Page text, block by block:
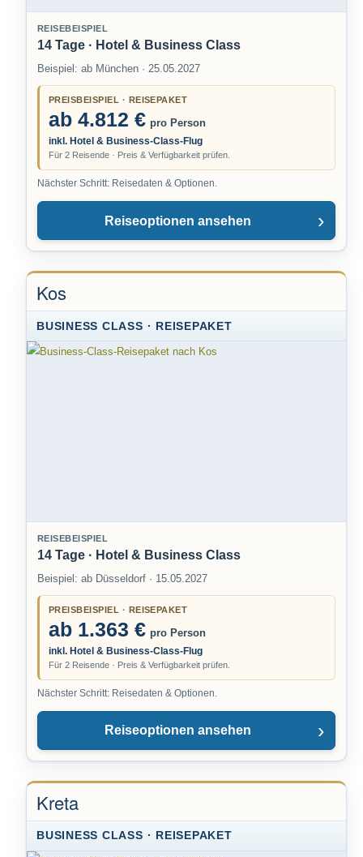
REISEBEISPIEL
14 Tage · Hotel & Business Class
Beispiel: ab München · 25.05.2027
PREISBEISPIEL · REISEPAKET
ab 4.812 € pro Person
inkl. Hotel & Business-Class-Flug
Für 2 Reisende · Preis & Verfügbarkeit prüfen.
Nächster Schritt: Reisedaten & Optionen.
Reiseoptionen ansehen
Kos
BUSINESS CLASS · REISEPAKET
REISEBEISPIEL
14 Tage · Hotel & Business Class
Beispiel: ab Düsseldorf · 15.05.2027
PREISBEISPIEL · REISEPAKET
ab 1.363 € pro Person
inkl. Hotel & Business-Class-Flug
Für 2 Reisende · Preis & Verfügbarkeit prüfen.
Nächster Schritt: Reisedaten & Optionen.
Reiseoptionen ansehen
Kreta
BUSINESS CLASS · REISEPAKET